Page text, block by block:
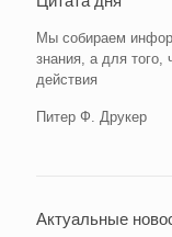
Мы собираем
знания, а для того,
действия
Питер Ф. Друкер
Актуальные